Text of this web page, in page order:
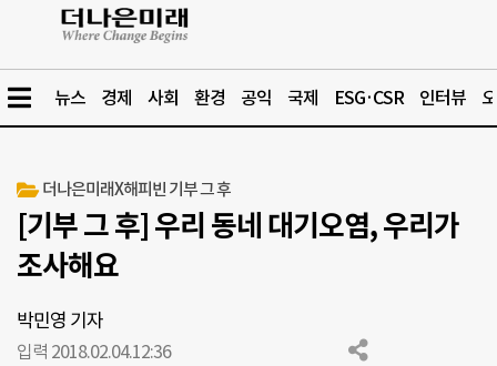
뉴스 경제 사회 환경 공익 국제 ESG·CSR 인터뷰
더나은미래X해피빈 기부 그 후
[기부 그 후] 우리 동네 대기오염, 우리가
조사해요
박민영 기자
입력 2018.02.04.12:36